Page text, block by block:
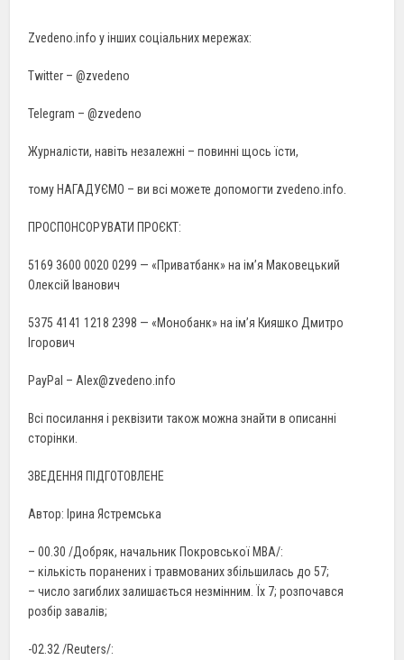
Zvedeno.info у інших соціальних мережах:
Twitter – @zvedeno
Telegram – @zvedeno
Журналісти, навіть незалежні – повинні щось їсти,
тому НАГАДУЄМО – ви всі можете допомогти zvedeno.info.
ПРОСПОНСОРУВАТИ ПРОЄКТ:
5169 3600 0020 0299 — «Приватбанк» на ім’я Маковецький
Олексій Іванович
5375 4141 1218 2398 — «Монобанк» на ім’я Кияшко Дмитро
Ігорович
PayPal – Alex@zvedeno.info
Всі посилання і реквізити також можна знайти в описанні
сторінки.
ЗВЕДЕННЯ ПІДГОТОВЛЕНЕ
Автор: Ірина Ястремська
– 00.30 /Добряк, начальник Покровської МВА/:
– кількість поранених і травмованих збільшилась до 57;
– число загиблих залишається незмінним. Їх 7; розпочався
розбір завалів;
-02.32 /Reuters/: